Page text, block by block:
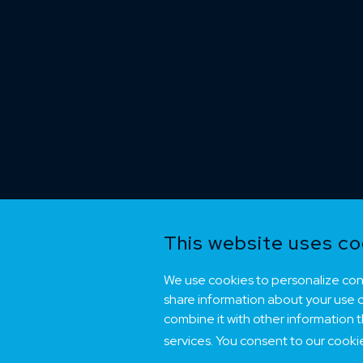
This website uses
We use cookies to personalize
share information about your use
combine it with other information
services. You consent to our
Copyright © 2014NEK Kabel AS.Hosted and